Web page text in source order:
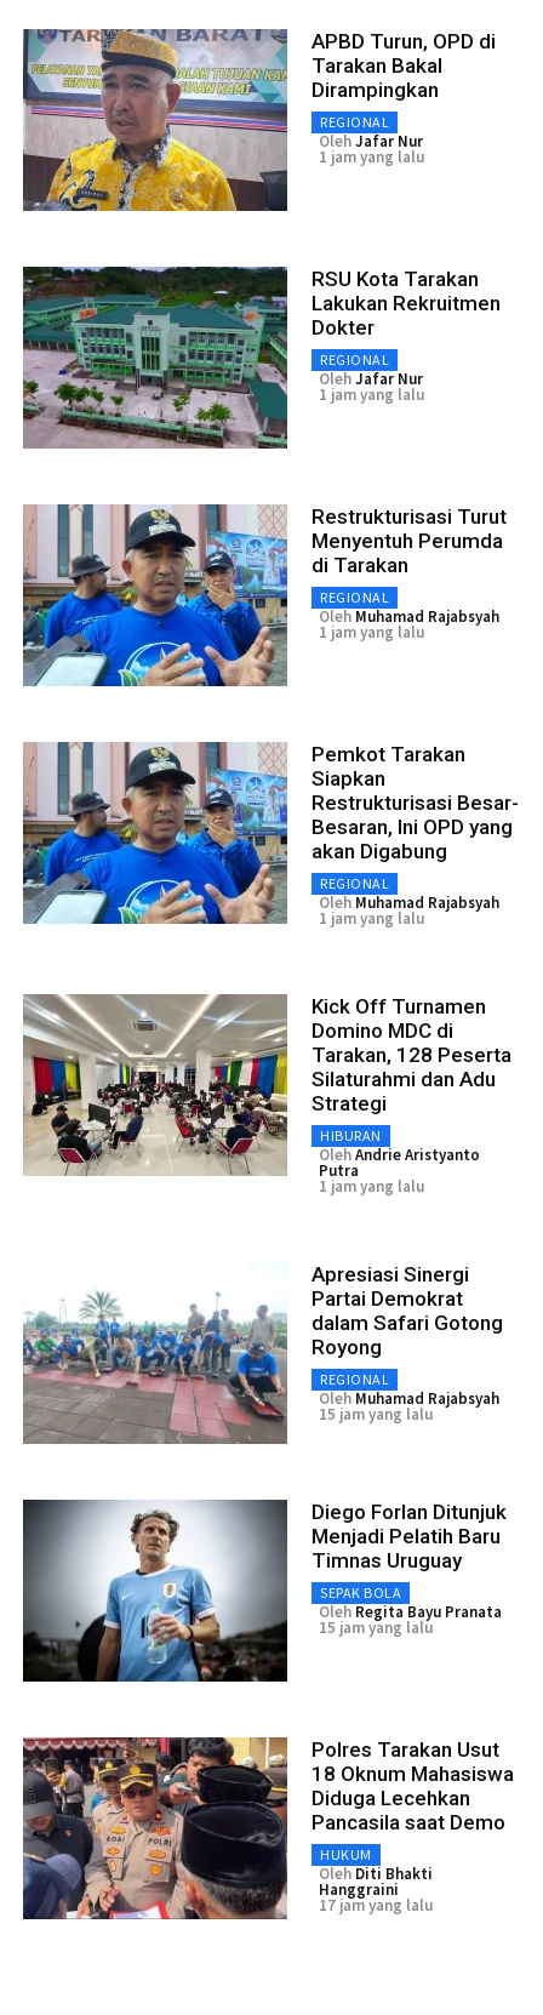
APBD Turun, OPD di
Tarakan Bakal
Dirampingkan
REGIONAL
OlehJafar Nur
1 jam yang lalu
RSU Kota Tarakan
Lakukan Rekruitmen
Dokter
REGIONAL
OlehJafar Nur
1 jam yang lalu
Restrukturisasi Turut
Menyentuh Perumda
di Tarakan
REGIONAL
Oleh Muhamad Rajabsyah
1 jam yang lalu
Pemkot Tarakan
Siapkan
Restrukturisasi Besar-
Besaran, Ini OPD yang
akan Digabung
REGIONAL
Oleh Muhamad Rajabsyah
1 jam yang lalu
Kick Off Turnamen
Domino MDC di
Tarakan, 128 Peserta
Silaturahmi dan Adu
Strategi
HIBURAN
OlehAndrie Aristyanto
Putra
1 jam yang lalu
Apresiasi Sinergi
Partai Demokrat
dalam Safari Gotong
Royong
REGIONAL
Oleh Muhamad Rajabsyah
15 jam yang lalu
Diego Forlan Ditunjuk
Menjadi Pelatih Baru
Timnas Uruguay
SEPAK BOLA
Oleh Regita Bayu Pranata
15 jam yang lalu
Polres Tarakan Usut
18 Oknum Mahasiswa
Diduga Lecehkan
Pancasila saat Demo
HUKUM
Oleh Diti Bhakti
Hanggraini
17 jam yang lalu